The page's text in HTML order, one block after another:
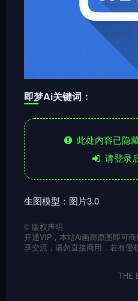
即梦Ai关键词：
此处内容已隐
请登录
生图模型：图片3.0
© 版权声明
开通VIP，本站Ai画廊原图即可
享交流，请勿直接商用，若有侵
THE